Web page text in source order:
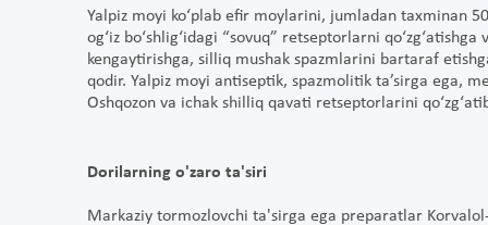
Yalpiz moyi ko‘plab efir moylarini, jumladan taxminan
og‘iz bo‘shlig‘idagi “sovuq” retseptorlarni
kengaytirishga, silliq mushak spazmlarini bartaraf
qodir. Yalpiz moyi antiseptik, spazmolitik ta’sirga ega,
Oshqozon va ichak shilliq qavati retseptorlarini
Dorilarning o'zaro ta'siri
Markaziy tormozlovchi ta'sirga ega preparatlar